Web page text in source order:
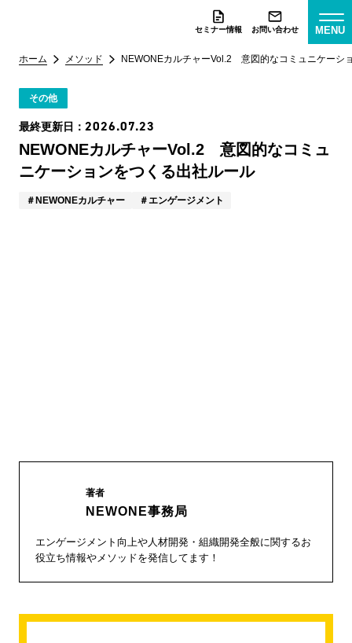
セミナー情報 お問い合わせ MENU
ホーム メソッド NEWONEカルチャーVol.2 意図的なコミュニケーシ
その他
最終更新日： 2026.07.23
NEWONEカルチャーVol.2 意図的なコミュ
ニケーションをつくる出社ルール
NEWONEカルチャー エンゲージメント
著者
NEWONE事務局
エンゲージメント向上や人材開発・組織開発全般に関するお
役立ち情報やメソッドを発信してます！